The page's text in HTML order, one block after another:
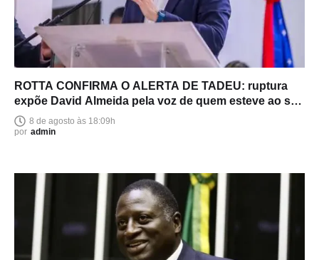
ROTTA CONFIRMA O ALERTA DE TADEU: ruptura
expõe David Almeida pela voz de quem esteve ao seu
lado8 de agosto às 18:09h
por admin